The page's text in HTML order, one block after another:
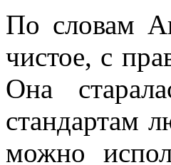
По словам
чистое, с
Она
стандартам
можно